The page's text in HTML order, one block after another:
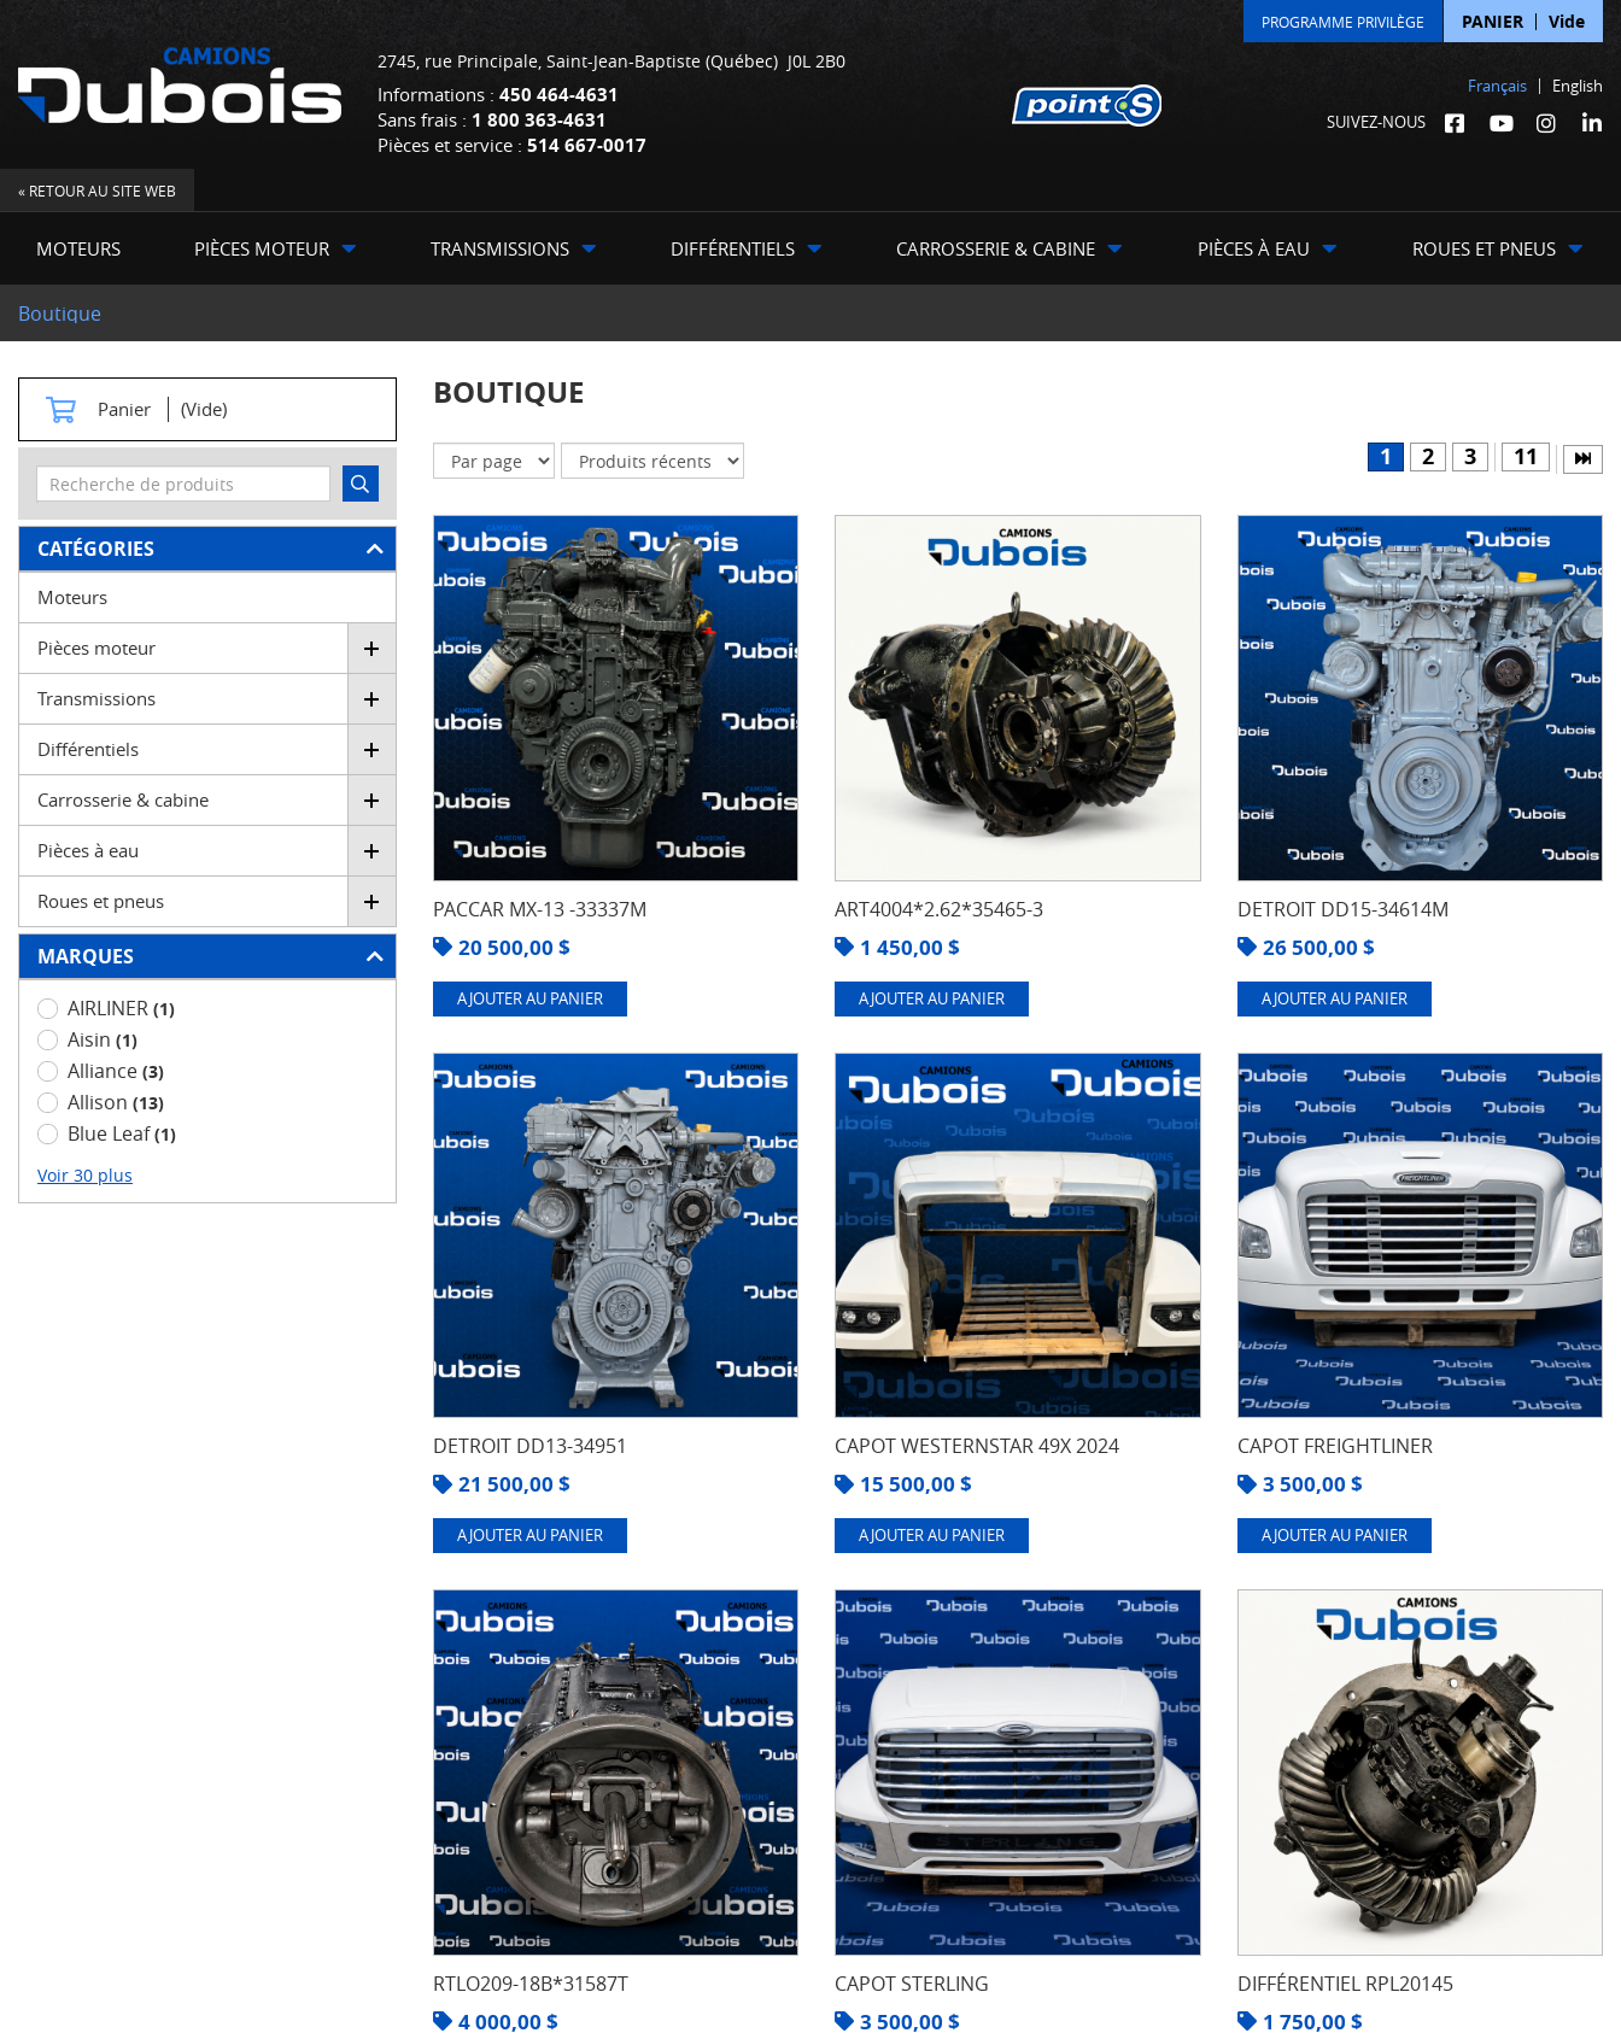
2745, rue Principale, Saint-Jean-Baptiste (Québec) J0L 2B0
Informations : 450 464-4631
Sans frais : 1 800 363-4631
Pièces et service : 514 667-0017
Français
English
SUIVEZ-NOUS
PROGRAMME PRIVILÈGE PANIER Vide
« RETOUR AU SITE WEB
MOTEURS PIÈCES MOTEUR TRANSMISSIONS DIFFÉRENTIELS CARROSSERIE & CABINE PIÈCES À EAU ROUES ET PNEUS
Boutique
Panier (Vide)
FILTRER
CATÉGORIES
Moteurs
Pièces moteur
Transmissions
Différentiels
Carrosserie & cabine
Pièces à eau
Roues et pneus
MARQUES
AIRLINER (1)
Aisin (1)
Alliance (3)
Allison (13)
Blue Leaf(1)
Voir 30 plus
BOUTIQUE
1 2 3 11
PACCAR MX-13 -33337M
20 500,00 $
AJOUTER AU PANIER
ART4004*2.62*35465-3
1 450,00 $
AJOUTER AU PANIER
DETROIT DD15-34614M
26 500,00 $
AJOUTER AU PANIER
DETROIT DD13-34951
21 500,00 $
AJOUTER AU PANIER
CAPOT WESTERNSTAR 49X 2024
15 500,00 $
AJOUTER AU PANIER
CAPOT FREIGHTLINER
3 500,00 $
AJOUTER AU PANIER
RTLO209-18B*31587T
4 000,00 $
CAPOT STERLING
3 500,00 $
DIFFÉRENTIEL RPL20145
1 750,00 $